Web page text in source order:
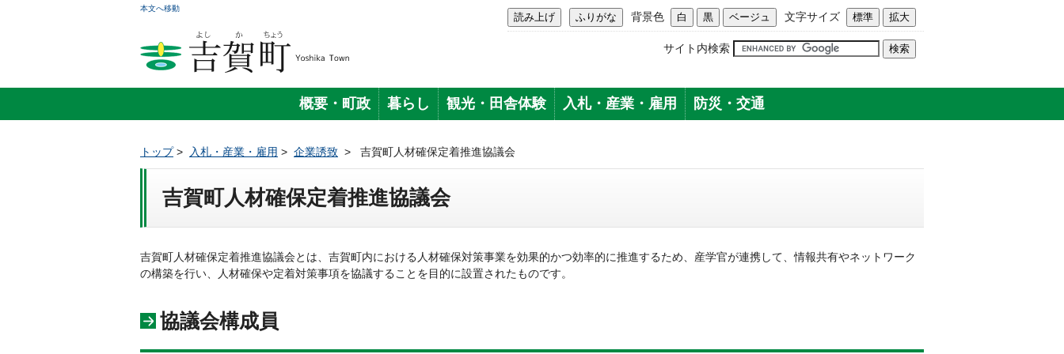
本文へ移動
背景色 文字サイズ
サイト内検索
概要・町政 暮らし 観光・田舎体験 入札・産業・雇用 防災・交通
トップ> 入札・産業・雇用 > 企業誘致 > 吉賀町人材確保定着推進協議会
吉賀町人材確保定着推進協議会
吉賀町人材確保定着推進協議会とは、吉賀町内における人材確保対策事業を効果的かつ効率的に推進するため、産学官が連携して、情報共有やネットワーク
の構築を行い、人材確保や定着対策事項を協議することを目的に設置されたものです。
協議会構成員